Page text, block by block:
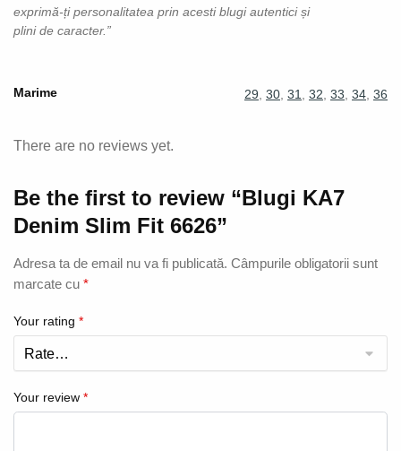
exprimă-ți personalitatea prin acesti blugi autentici și
plini de caracter.”
Marime 29 30 31 32 33 34 36
There are no reviews yet.
Be the first to review “Blugi KA7
Denim Slim Fit 6626”
Adresa ta de email nu va fi publicată. Câmpurile obligatorii sunt
marcate cu *
Your rating *
Your review *